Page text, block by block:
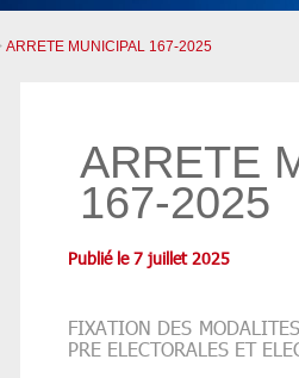
ARRETE MUNICIPAL 167-2025
ARRETE
167-2025
Publié le 7 juillet 2025
FIXATION DES
PRE ELECTORALES ET